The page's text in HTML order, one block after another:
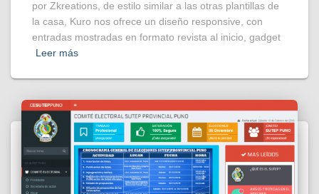
por Zkreations, de estilo similar a las otras plantillas de
la casa, Kuro nos ofrece un diseño responsive, con
entradas mostradas en formato revista al inicio, gadget
Leer más